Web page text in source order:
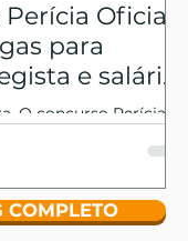
Oficial
para
e salário
a R$ 21 mil
O concurso Perícia
edital publicado pelo
de inscrições já
interessa
sonha com a
COMPLETO